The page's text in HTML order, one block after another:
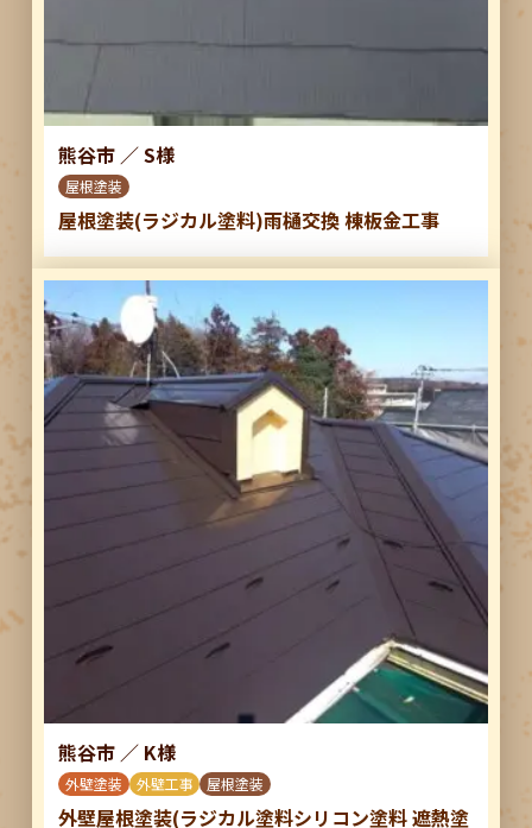
熊谷市 ／S様
屋根塗装
屋根塗装(ラジカル塗料)雨樋交換 棟板金工事
熊谷市 ／ K様
外壁塗装 外壁工事 屋根塗装
外壁屋根塗装(ラジカル塗料シリコン塗料 遮熱塗